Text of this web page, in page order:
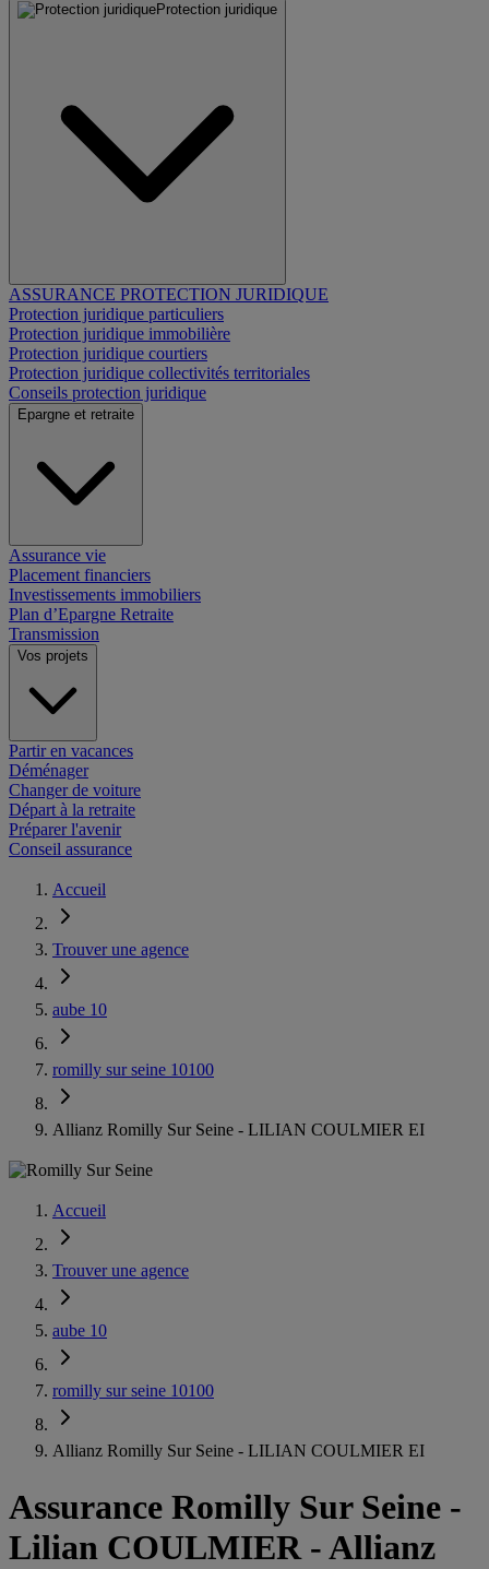
Protection juridique
ASSURANCE PROTECTION JURIDIQUE
Protection juridique particuliers
Protection juridique immobilière
Protection juridique courtiers
Protection juridique collectivités territoriales
Conseils protection juridique
Epargne et retraite
Assurance vie
Placement financiers
Investissements immobiliers
Plan d’Epargne Retraite
Transmission
Vos projets
Partir en vacances
Déménager
Changer de voiture
Départ à la retraite
Préparer l'avenir
Conseil assurance
Accueil
Trouver une agence
aube 10
romilly sur seine 10100
Allianz Romilly Sur Seine - LILIAN COULMIER EI
Accueil
Trouver une agence
aube 10
romilly sur seine 10100
Allianz Romilly Sur Seine - LILIAN COULMIER EI
Assurance Romilly Sur Seine -
Lilian COULMIER - Allianz